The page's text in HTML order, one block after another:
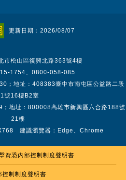
更新日期：2026/08/07
市松山區復興北路363號4樓
1754、0800-058-085
；地址：408383臺中市南屯區公益路二段
號16樓B2室
地址：800008高雄市新興區六合路188號
21樓
建議瀏覽器：Edge、Chrome
資恐內部控制制度聲明書
控制制度聲明書